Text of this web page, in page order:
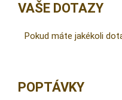
VAŠE DOTAZY
Pokud máte jakékoli
POPTÁVKY